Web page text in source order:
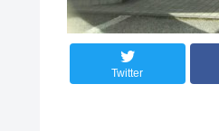
Twitter